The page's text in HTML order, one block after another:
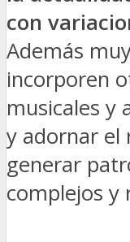
con
Además
incorporen
musicales y
y adornar el
generar
complejos y